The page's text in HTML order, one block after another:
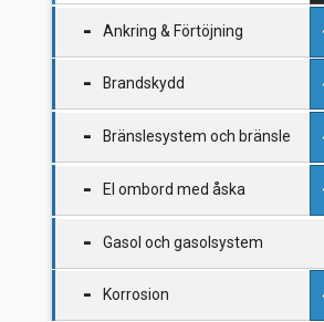
Åskskydd för segelbåtar
Åskskydd
Ankring & Förtöjning
Ankring och förtöjning
Ankring - Fakta och
Bristande ankarband
Brandskydd
Brandrisker med glykol
Brandskydd - Tips
Brandtillbud i kaminen
Brandtillbud nr 2 i kaminen
Bränslesystem och bränsle
HVO100 mindre
Alkylatbensin och 2-taktsolja
El ombord med åska
Batteriladdares egenskaper i
Solpanel
Gasol och gasolsystem
Korrosion